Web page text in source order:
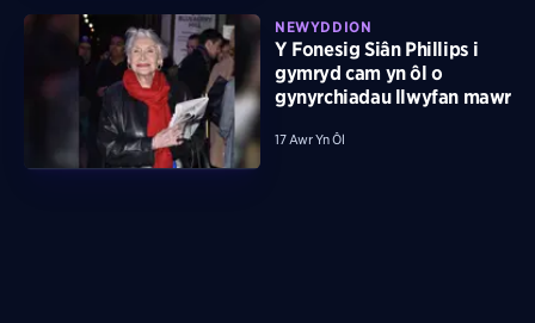
NEWYDDION
Y Fonesig Siân Phillips i
gymryd cam yn ôl o
gynyrchiadau llwyfan mawr
17 Awr Yn Ôl